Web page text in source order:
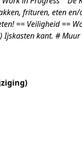
frituren, eten en/
== Veiligheid ==
kant. # Muur